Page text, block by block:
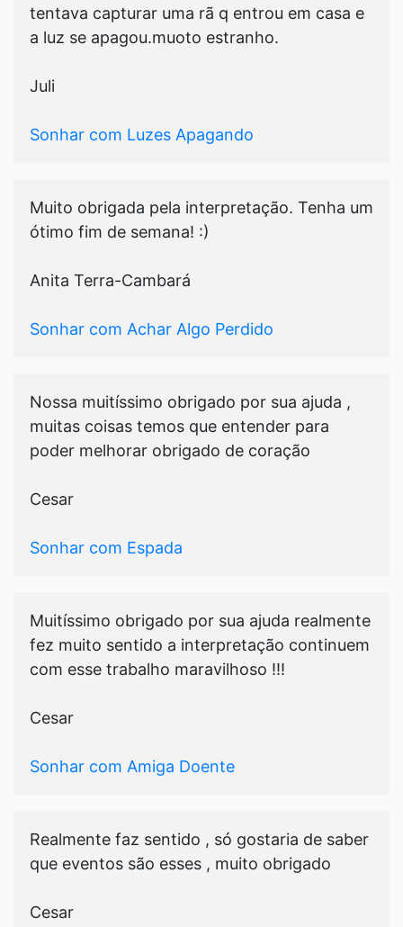
tentava capturar uma rã q entrou em casa e
a luz se apagou.muoto estranho.
Juli
Sonhar com Luzes Apagando
Muito obrigada pela interpretação. Tenha um
ótimo fim de semana! :)
Anita Terra-Cambará
Sonhar com Achar Algo Perdido
Nossa muitíssimo obrigado por sua ajuda ,
muitas coisas temos que entender para
poder melhorar obrigado de coração
Cesar
Sonhar com Espada
Muitíssimo obrigado por sua ajuda realmente
fez muito sentido a interpretação continuem
com esse trabalho maravilhoso !!!
Cesar
Sonhar com Amiga Doente
Realmente faz sentido , só gostaria de saber
que eventos são esses , muito obrigado
Cesar